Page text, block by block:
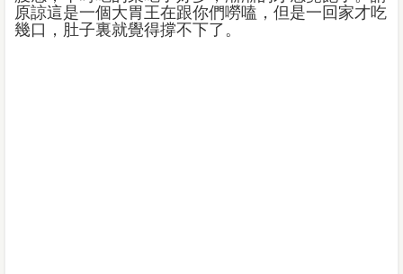
原諒這是一個大胃王在跟你們嘮嗑，但是一回家才吃
幾口，肚子裏就覺得撐不下了。